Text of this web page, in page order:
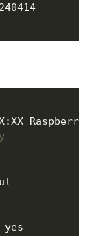
$ sudo hciconfig hci0 class 0x240414